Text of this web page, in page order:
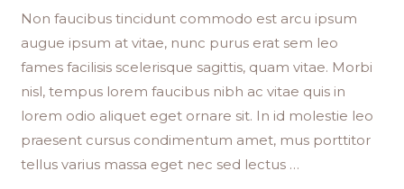
Non faucibus tincidunt commodo est arcu ipsum
augue ipsum at vitae, nunc purus erat sem leo
fames facilisis scelerisque sagittis, quam vitae. Morbi
nisl, tempus lorem faucibus nibh ac vitae quis in
lorem odio aliquet eget ornare sit. In id molestie leo
praesent cursus condimentum amet, mus porttitor
tellus varius massa eget nec sed lectus …